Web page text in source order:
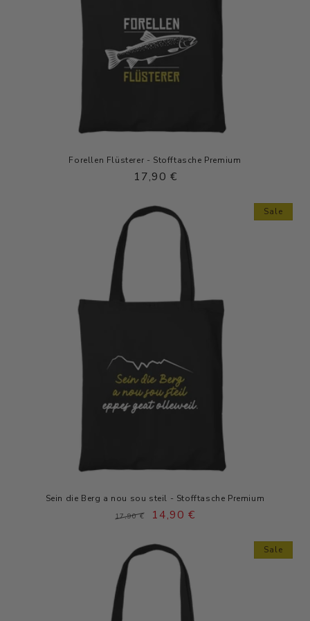
Forellen Flüsterer - Stofftasche Premium
Normaler
17,90 €
Sale
Sein die Berg a nou sou steil - Stofftasche Premium
Normaler
17,90 €
Verkaufspreis
14,90 €
Sale